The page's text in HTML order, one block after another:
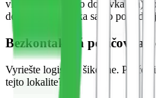
vložiť kľúč (ak ho dodávka má)
dodávky. Dodávka sa po
Bezkontaktná požičovňa
Vyriešte logistiku šikovne. Prečo
tejto lokalite?